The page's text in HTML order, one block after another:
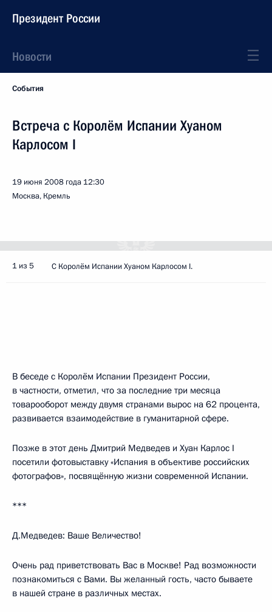
Президент России
Новости
События
Встреча с Королём Испании Хуаном
Карлосом I
19 июня 2008 года 12:30
Москва, Кремль
1 из 5 С Королём Испании Хуаном Карлосом I.
В беседе с Королём Испании Президент России,
в частности, отметил, что за последние три месяца
товарооборот между двумя странами вырос на 62 процента,
развивается взаимодействие в гуманитарной сфере.
Позже в этот день Дмитрий Медведев и Хуан Карлос I
посетили фотовыставку «Испания в объективе российских
фотографов», посвящённую жизни современной Испании.
***
Д.Медведев: Ваше Величество!
Очень рад приветствовать Вас в Москве! Рад возможности
познакомиться с Вами. Вы желанный гость, часто бываете
в нашей стране в различных местах.